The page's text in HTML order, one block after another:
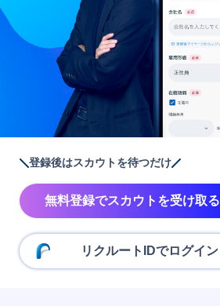
登録後はスカウトを待つだけ
無料登録でスカウトを受け取る
リクルートIDでログイン